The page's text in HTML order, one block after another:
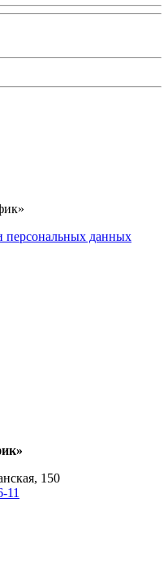
персональных данных
150
11